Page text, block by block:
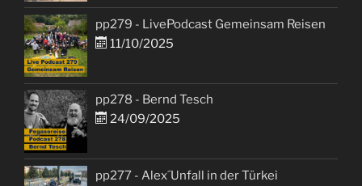
pp279 - LivePodcast Gemeinsam Reisen
11/10/2025
pp278 - Bernd Tesch
24/09/2025
pp277 - Alex´Unfall in der Türkei